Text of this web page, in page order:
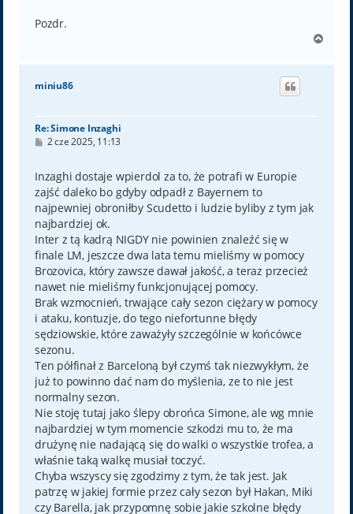
Pozdr.
g
miniu86
Re: Simone Inzaghi
P
t
2 cze 2025, 11:13
Inzaghi dostaje wpierdol za to, że potrafi w Europie
zajść daleko bo gdyby odpadł z Bayernem to
najpewniej obroniłby Scudetto i ludzie byliby z tym jak
najbardziej ok.
Inter z tą kadrą NIGDY nie powinien znaleźć się w
finale LM, jeszcze dwa lata temu mieliśmy w pomocy
Brozovica, który zawsze dawał jakość, a teraz przecież
nawet nie mieliśmy funkcjonującej pomocy.
Brak wzmocnień, trwające cały sezon ciężary w pomocy
i ataku, kontuzje, do tego niefortunne błędy
sędziowskie, które zaważyły szczególnie w końcówce
sezonu.
Ten półfinał z Barceloną był czymś tak niezwykłym, że
już to powinno dać nam do myślenia, ze to nie jest
normalny sezon.
Nie stoję tutaj jako ślepy obrońca Simone, ale wg mnie
najbardziej w tym momencie szkodzi mu to, że ma
drużynę nie nadającą się do walki o wszystkie trofea, a
właśnie taką walkę musiał toczyć.
Chyba wszyscy się zgodzimy z tym, że tak jest. Jak
patrzę w jakiej formie przez cały sezon był Hakan, Miki
czy Barella, jak przypomnę sobie jakie szkolne błędy